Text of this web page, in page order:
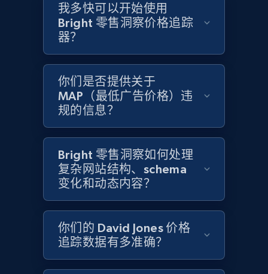
Home Depot US - Discover products by
specified URL
URL, Domain, Country code, Model number,
Sku, Product id, Product name, Manufacturer,
and more.
2.1K+ 355+ 立即开始
specified UPC
URL, Domain, Country code, Model number,
Sku, Product id, Product name, Manufacturer,
and more.
我多快可以开始使用
Bright 零售洞察价格追踪
器？
你们是否提供关于
MAP（最低广告价格）违
规的信息？
Bright 零售洞察如何处理
复杂网站结构、schema
变化和动态内容？
你们的 David Jones 价格
追踪数据有多准确？